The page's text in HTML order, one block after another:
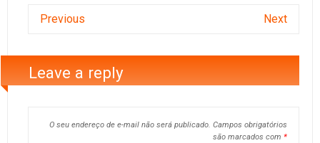
Previous Next
Leave a reply
O seu endereço de e-mail não será publicado. Campos obrigatórios
são marcados com *